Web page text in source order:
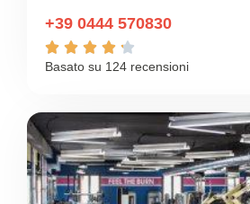
+39 0444 570830
    
Basato su 124 recensioni